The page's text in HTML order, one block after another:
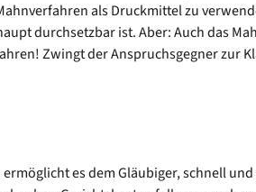
als Druckmittel zu
durchsetzbar ist. Aber: Auch das
Zwingt der Anspruchsgegner zur
es dem Gläubiger, schnell